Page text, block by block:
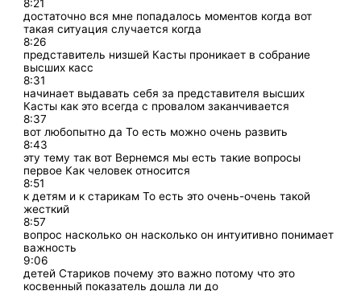
8:21
достаточно вся мне попадалось моментов когда вот
такая ситуация случается когда
8:26
представитель низшей Касты проникает в собрание
высших касс
8:31
начинает выдавать себя за представителя высших
Касты как это всегда с провалом заканчивается
8:37
вот любопытно да То есть можно очень развить
8:43
эту тему так вот Вернемся мы есть такие вопросы
первое Как человек относится
8:51
к детям и к старикам То есть это очень-очень такой
жесткий
8:57
вопрос насколько он насколько он интуитивно понимает
важность
9:06
детей Стариков почему это важно потому что это
косвенный показатель дошла ли до